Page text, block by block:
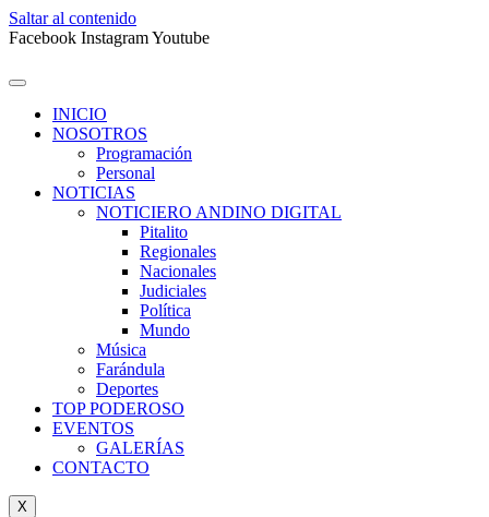
Saltar al contenido
Facebook InstagramYoutube
INICIO
NOSOTROS
Programación
Personal
NOTICIAS
NOTICIERO ANDINO DIGITAL
Pitalito
Regionales
Nacionales
Judiciales
Política
Mundo
Música
Farándula
Deportes
TOP PODEROSO
EVENTOS
GALERÍAS
CONTACTO
X